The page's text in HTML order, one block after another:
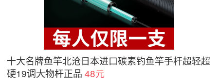
十大名牌鱼竿北沧日本进口碳素钓鱼竿手杆超轻超
硬19调大物杆正品 48元